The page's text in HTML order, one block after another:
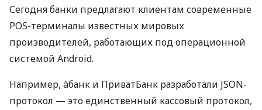
Сегодня банки предлагают клиентам современные
POS-терминалы известных мировых
производителей, работающих под операционной
системой Android.
Например, àбанк и ПриватБанк разработали JSON-
протокол — это единственный кассовый протокол,